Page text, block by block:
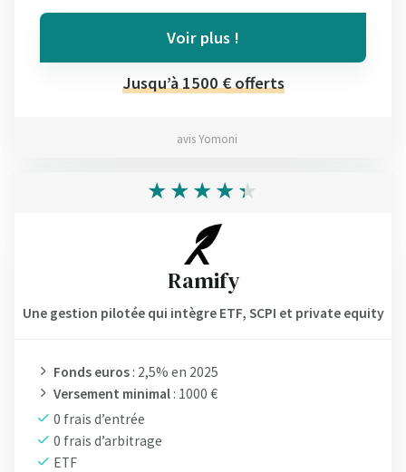
Voir plus !
Jusqu’à 1500 € offerts
avis Yomoni
Ramify
Une gestion pilotée qui intègre ETF, SCPI et private equity
Fonds euros : 2,5% en 2025
Versement minimal : 1000 €
0 frais d’entrée
0 frais d’arbitrage
ETF